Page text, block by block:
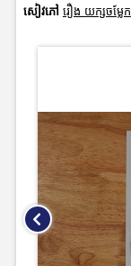
សៀវភៅ រឿង យក្សចម្លែក